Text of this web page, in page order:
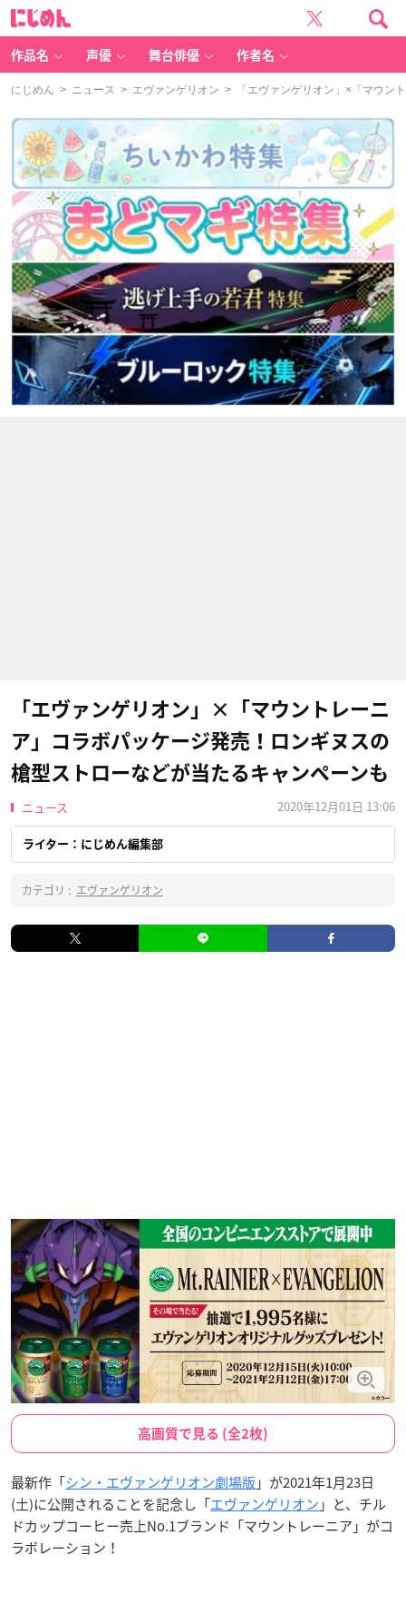
作品名 声優 舞台俳優 作者名
にじめん > ニュース > エヴァンゲリオン > 「エヴァンゲリオン」×「マウン
「エヴァンゲリオン」×「マウントレーニ
ア」コラボパッケージ発売！ロンギヌスの
槍型ストローなどが当たるキャンペーンも
ニュース 2020年12月01日 13:06
ライター：にじめん編集部
カテゴリ : エヴァンゲリオン
高画質で見る (全2枚)
最新作「シン・エヴァンゲリオン劇場版 」が2021年1月23日
(土)に公開されることを記念し「エヴァンゲリオン 」と、チル
ドカップコーヒー売上No.1ブランド「マウントレーニア」がコ
ラボレーション！